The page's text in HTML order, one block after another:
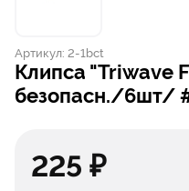
Артикул: 2-1bct
клипса "Triwave Fishing"/
безопасн./6шт/
225 ₽